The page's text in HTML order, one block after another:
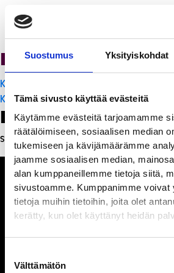
Suostumus Yksityiskohdat
Tämä sivusto käyttää evästeitä
Käytämme evästeitä tarjoamamme
räätälöimiseen, sosiaalisen median
tukemiseen ja kävijämäärämme
jaamme sosiaalisen median,
alan kumppaneillemme tietoja siitä,
sivustoamme. Kumppanimme voivat
tietoja muihin tietoihin, joita olet
kerätty, kun olet käyttänyt heidän
valinta
Välttämätön
PanchoVilla
Artikkelien
selaus
K-Citymarket Pori Puuvilla
K-Citymarket Pori Puuvilla
Leave a Reply
Sinun täytyy kirjautua sisään